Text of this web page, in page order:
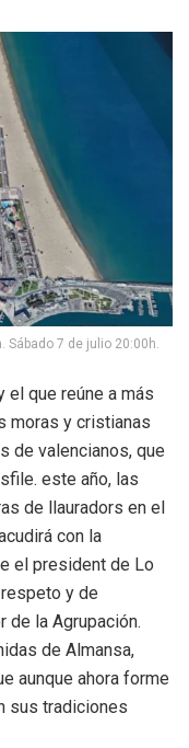
7 de julio 20:00h.
el que reúne a más
moras y cristianas
de valencianos, que
este año, las
de llauradors en el
con la
el president de Lo
y de
de la Agrupación.
de Almansa,
aunque ahora forme
sus tradiciones